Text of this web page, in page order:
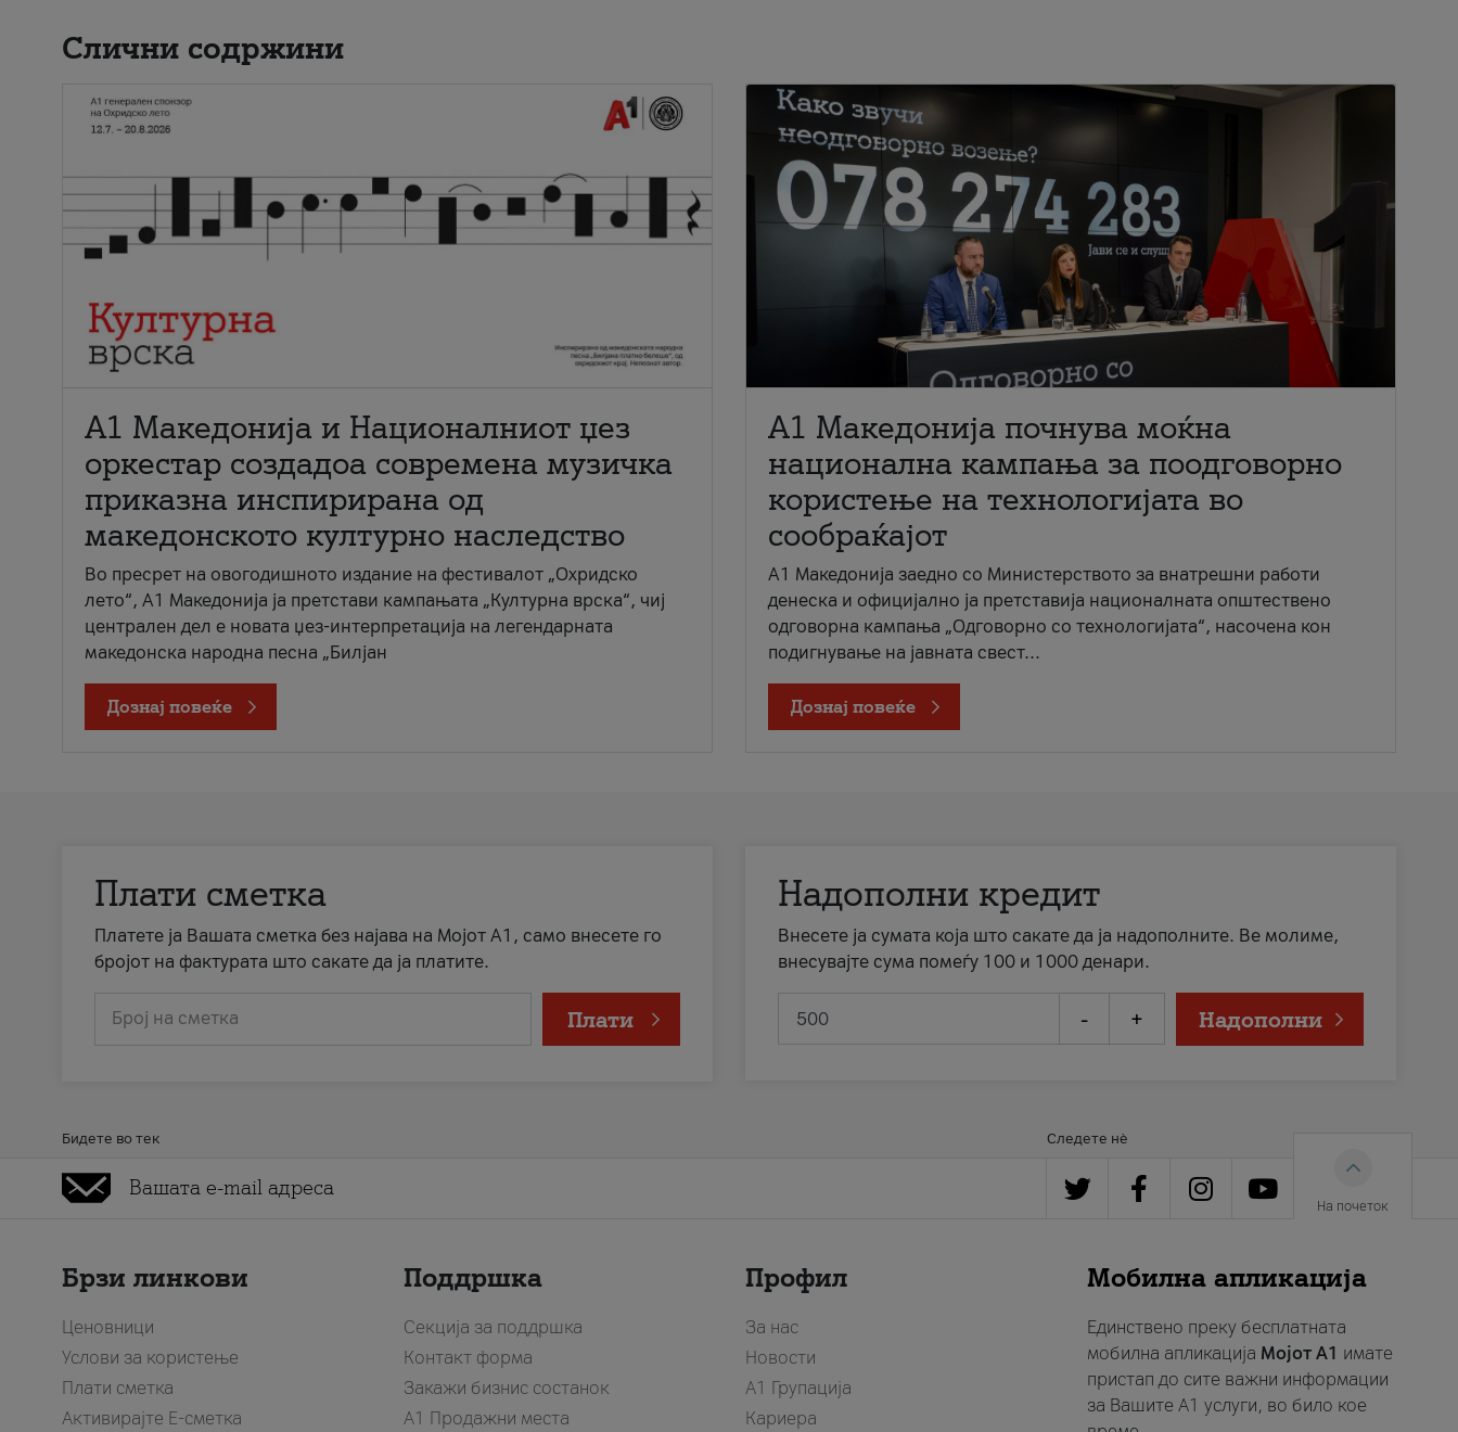
Слични содржини
А1 Македонија и Националниот џез
оркестар создадоа современа музичка
приказна инспирирана од
македонското културно наследство
Во пресрет на овогодишното издание на фестивалот „Охридско
лето“, А1 Македонија ја претстави кампањата „Културна врска“, чиј
централен дел е новата џез-интерпретација на легендарната
македонска народна песна „Билјан
Дознај повеќе
A1 Македонија почнува моќна
национална кампања за поодговорно
користење на технологијата во
сообраќајот
A1 Македонија заедно со Министерството за внатрешни работи
денеска и официјално ја претставија националната општествено
одговорна кампања „Одговорно со технологијата“, насочена кон
подигнување на јавната свест...
Дознај повеќе
Плати сметка
Платете ја Вашата сметка без најава на Мојот А1, само внесете го
бројот на фактурата што сакате да ја платите.
Број на сметка Плати
Надополни кредит
Внесете ја сумата која што сакате да ја надополните. Ве молиме,
внесувајте сума помеѓу 100 и 1000 денари.
- + Надополни
Бидете во тек Следете нè
На почеток
Брзи линкови
Ценовници
Услови за користење
Плати сметка
Активирајте Е-сметка
Поддршка
Секција за поддршка
Контакт форма
Закажи бизнис состанок
A1 Продажни места
Профил
За нас
Новости
А1 Групација
Кариера
Мобилна апликација
Единствено преку бесплатната
мобилна апликација Мојот A1 имате
пристап до сите важни информации
за Вашите A1 услуги, во било кое